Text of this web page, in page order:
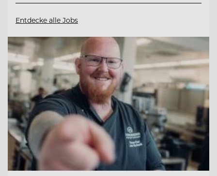
Entdecke alle Jobs